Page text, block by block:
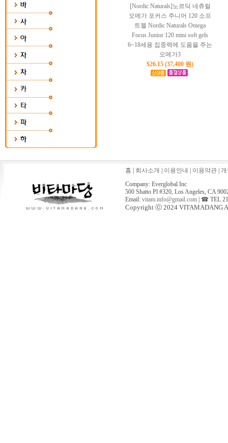
[Nordic Naturals]노르딕 네츄럴
오메가 포커스 주니어 120 소프
트젤 Nordic Naturals Omega
Focus Junior 120 mini soft gels
6~18세용 집중력에 도움을 주는
오메가3
$26.15 (37,400 원)
홈 회사소개 이용안내 이용약관| 개
Company: Everglobal Inc
500 Shatto Pl #320, Los Angeles, CA
Email: vitam.info@gmail.com| ☎ TEL
Copyright ⓒ 2024 VITAMADANG